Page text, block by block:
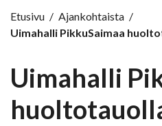
Etusivu / Ajankohtaista /
Uimahalli PikkuSaimaa
Uimahalli